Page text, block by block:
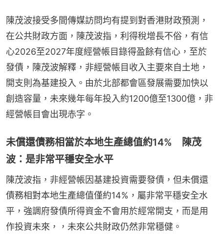
陳茂波接受多間傳媒訪問均有提到對香港財政預測，
在公共財政方面，陳茂波指，利得稅增長不俗，有信
心2026至2027年度經營帳目錄得盈餘有信心，至於
發債，陳茂波解釋，非經營帳目收入主要來自土地，
開支則為基建投入。由於北部都會區發展需要加快以
創造容量，未來幾年每年投入約1200億至1300億，非
經營帳目會出現赤字。
未償還債務相當於本地生產總值約14% 陳茂
波：是非常平穩安全水平
陳茂波指，非經營帳因基建投資需要發債，但未償還
債務相對本地生產總值僅約14%，屬非常平穩安全水
平，強調府發債所得資金不會用於經常開支，而是用
作投資未來，，未來公共財政仍然非常穩健。